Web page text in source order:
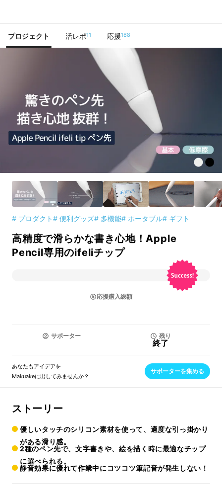
プロジェクト 活レポ11 応援188
# プロダクト# 便利グッズ# 多機能# ポータブル# ギフト
高精度で滑らかな書き心地！Apple
Pencil専用のifeliチップ
応援購入総額
サポーター 残り
終了
あなたもアイデアを
Makuakeに出してみませんか？
サポーターを集める
ストーリー
優しいタッチのシリコン素材を使って、適度な引っ掛かり
がある滑り感。
2種のペン先で、文字書きや、絵を描く時に最適なチップ
に選べられる。
静音効果に優れて作業中にコツコツ筆記音が発生しない！